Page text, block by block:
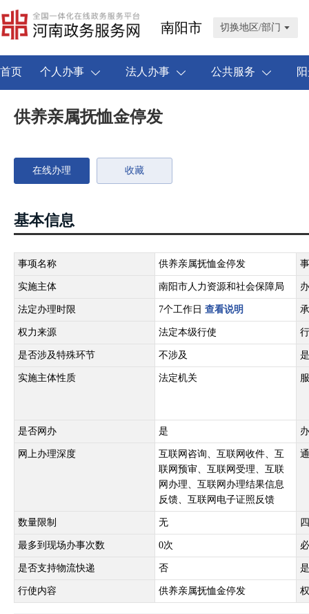
南阳市 切换地区/部门
首页 个人办事 法人办事 公共服务
供养亲属抚恤金停发
在线办理 收藏
基本信息
事项名称 供养亲属抚恤金停发
实施主体 南阳市人力资源和社会保障局
法定办理时限 7个工作日 查看说明
权力来源 法定本级行使
是否涉及特殊环节 不涉及
实施主体性质 法定机关
是否网办 是
网上办理深度
互联网咨询、互联网收件、互
联网预审、互联网受理、互联
网办理、互联网办理结果信息
反馈、互联网电子证照反馈
数量限制 无
最多到现场办事次数 0次
是否支持物流快递 否
行使内容 供养亲属抚恤金停发